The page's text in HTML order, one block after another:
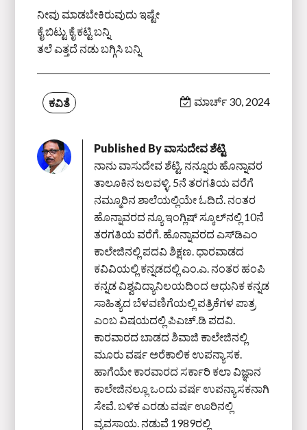
ನೀವು ಮಾಡಬೇಕಿರುವುದು ಇಷ್ಟೇ
ಕೈ ಬಿಟ್ಟು ಕೈ ಕಟ್ಟಿ ಬನ್ನಿ
ತಲೆ ಎತ್ತದೆ ನಡು ಬಗ್ಗಿಸಿ ಬನ್ನಿ
ಕವಿತೆ ಮಾರ್ಚ್ 30, 2024
Published By ವಾಸುದೇವ ಶೆಟ್ಟಿ
ನಾನು ವಾಸುದೇವ ಶೆಟ್ಟಿ. ನನ್ನೂರು ಹೊನ್ನಾವರ
ತಾಲೂಕಿನ ಜಲವಳ್ಳಿ. 5ನೆ ತರಗತಿಯ ವರೆಗೆ
ನಮ್ಮೂರಿನ ಶಾಲೆಯಲ್ಲಿಯೇ ಓದಿದೆ. ನಂತರ
ಹೊನ್ನಾವರದ ನ್ಯೂ ಇಂಗ್ಲಿಷ್ ಸ್ಕೂಲ್‌ನಲ್ಲಿ 10ನೆ
ತರಗತಿಯ ವರೆಗೆ. ಹೊನ್ನಾವರದ ಎಸ್‌ಡಿಎಂ
ಕಾಲೇಜಿನಲ್ಲಿ ಪದವಿ ಶಿಕ್ಷಣ. ಧಾರವಾಡದ
ಕವಿವಿಯಲ್ಲಿ ಕನ್ನಡದಲ್ಲಿ ಎಂ.ಎ. ನಂತರ ಹಂಪಿ
ಕನ್ನಡ ವಿಶ್ವವಿದ್ಯಾನಿಲಯದಿಂದ ಆಧುನಿಕ ಕನ್ನಡ
ಸಾಹಿತ್ಯದ ಬೆಳವಣಿಗೆಯಲ್ಲಿ ಪತ್ರಿಕೆಗಳ ಪಾತ್ರ
ಎಂಬ ವಿಷಯದಲ್ಲಿ ಪಿಎಚ್‌.ಡಿ ಪದವಿ.
ಕಾರವಾರದ ಬಾಡದ ಶಿವಾಜಿ ಕಾಲೇಜಿನಲ್ಲಿ
ಮೂರು ವರ್ಷ ಅರೆಕಾಲಿಕ ಉಪನ್ಯಾಸಕ.
ಹಾಗೆಯೇ ಕಾರವಾರದ ಸರ್ಕಾರಿ ಕಲಾ ವಿಜ್ಞಾನ
ಕಾಲೇಜಿನಲ್ಲೂ ಒಂದು ವರ್ಷ ಉಪನ್ಯಾಸಕನಾಗಿ
ಸೇವೆ. ಬಳಿಕ ಎರಡು ವರ್ಷ ಊರಿನಲ್ಲಿ
ವ್ಯವಸಾಯ. ನಡುವೆ 1989ರಲ್ಲಿ